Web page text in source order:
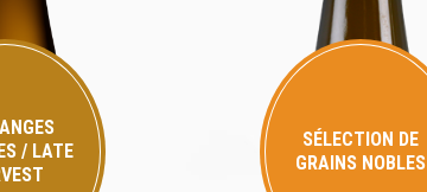
/ LATE
SÉLECTION DE
GRAINS NOBLES